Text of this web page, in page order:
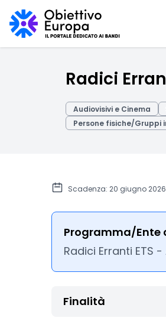
Radici
Audiovisivi e Cinema
Persone fisiche/Gruppi
Scadenza: 20 giugno 2026
Programma/Ente
Radici Erranti ETS
Finalità